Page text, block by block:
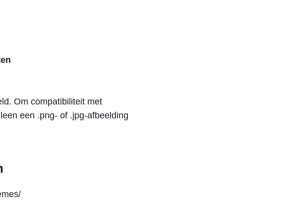
Om compatibiliteit met
een .png- of .jpg-afbeelding